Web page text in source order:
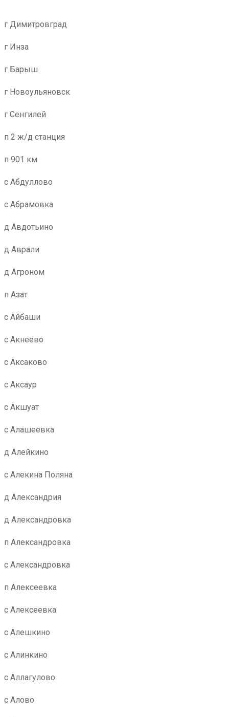
г Димитровград
г Инза
г Барыш
г Новоульяновск
г Сенгилей
п 2 ж/д станция
п 901 км
с Абдуллово
с Абрамовка
д Авдотьино
д Аврали
д Агроном
п Азат
с Айбаши
с Акнеево
с Аксаково
с Аксаур
с Акшуат
с Алашеевка
д Алейкино
с Алекина Поляна
д Александрия
д Александровка
п Александровка
с Александровка
п Алексеевка
с Алексеевка
с Алешкино
с Алинкино
с Аллагулово
с Алово